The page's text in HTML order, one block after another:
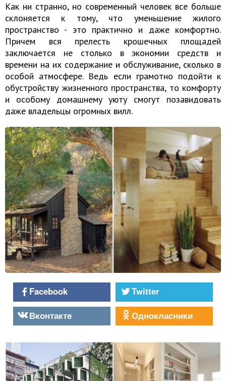
Как ни странно, но современный человек все больше
склоняется к тому, что уменьшение жилого
пространство - это практично и даже комфортно.
Причем вся прелесть крошечных площадей
заключается не столько в экономии средств и
времени на их содержание и обслуживание, сколько в
особой атмосфере. Ведь если грамотно подойти к
обустройству жизненного пространства, то комфорту
и особому домашнему уюту смогут позавидовать
даже владельцы огромных вилл.
Facebook
Twitter
Вконтакте
Однокласники